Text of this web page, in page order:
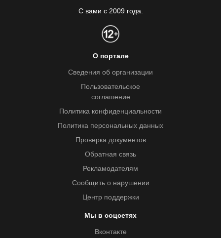
С вами с 2009 года.
О портале
Сведения об организации
Пользовательское
соглашение
Политика конфиденциальности
Политика персональных данных
Проверка документов
Обратная связь
Рекламодателям
Сообщить о нарушении
Центр поддержки
Мы в соцсетях
Вконтакте